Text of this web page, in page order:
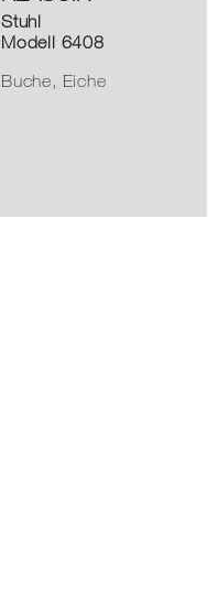
Stuhl
Modell 6408
Buche, Eiche